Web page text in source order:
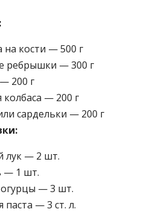
на кости — 500 г
ребрышки — 300 г
200 г
колбаса — 200 г
сардельки — 200 г
лук — 2 шт.
— 1 шт.
— 3 шт.
паста — 3 ст. л.